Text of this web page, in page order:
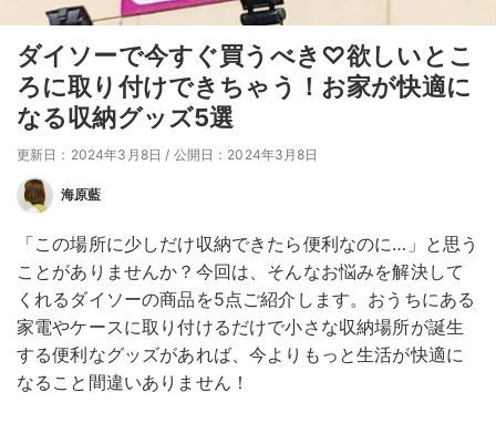
ダイソーで今すぐ買うべき♡欲しいとこ
ろに取り付けできちゃう！お家が快適に
なる収納グッズ5選
更新日：2024年3月8日 / 公開日：2024年3月8日
海原藍
「この場所に少しだけ収納できたら便利なのに…」と思う
ことがありませんか？今回は、そんなお悩みを解決して
くれるダイソーの商品を5点ご紹介します。おうちにある
家電やケースに取り付けるだけで小さな収納場所が誕生
する便利なグッズがあれば、今よりもっと生活が快適に
なること間違いありません！